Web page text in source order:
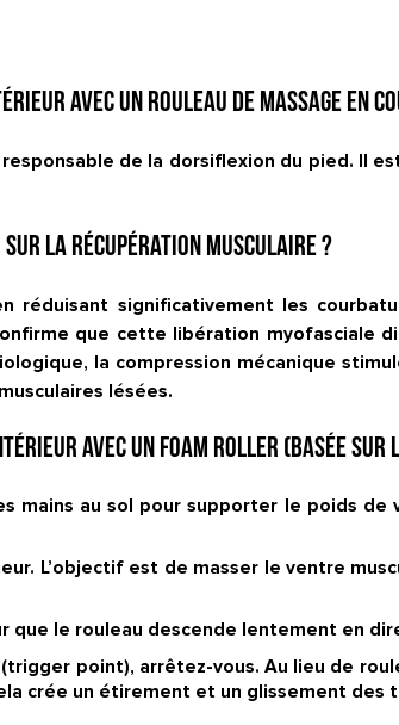
avec un rouleau de massage en
de la dorsiflexion du pied. Il
sur la récupération musculaire ?
réduisant significativement les
que cette libération myofasciale
la compression mécanique
lésées.
avec un foam roller (basée sur
mains au sol pour supporter le poids
L’objectif est de masser le ventre
que le rouleau descende lentement en
trigger point), arrêtez-vous. Au lieu de
crée un étirement et un glissement des